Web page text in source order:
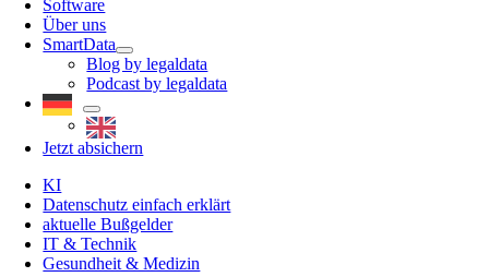
Software
Über uns
SmartData
Blog by legaldata
Podcast by legaldata
Jetzt absichern
KI
Datenschutz einfach erklärt
aktuelle Bußgelder
IT & Technik
Gesundheit & Medizin